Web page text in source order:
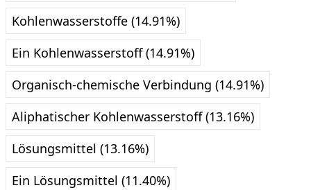
Kohlenwasserstoffe (14.91%)
Ein Kohlenwasserstoff (14.91%)
Organisch-chemische Verbindung (14.91%)
Aliphatischer Kohlenwasserstoff (13.16%)
Lösungsmittel (13.16%)
Ein Lösungsmittel (11.40%)